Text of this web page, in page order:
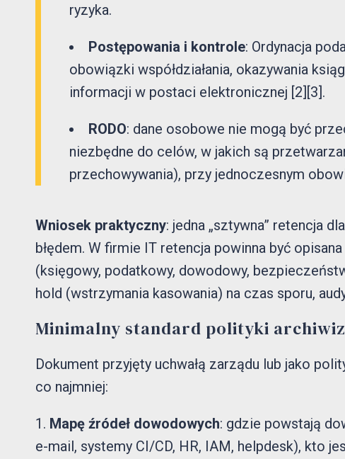
ryzyka.
Postępowania i kontrole: Ordynacja
obowiązki współdziałania, okazywania
informacji w postaci elektronicznej [2][3].
RODO: dane osobowe nie mogą być
niezbędne do celów, w jakich są
przechowywania), przy jednoczesnym
Wniosek praktyczny: jedna „sztywna” retencja
błędem. W firmie IT retencja powinna być
(księgowy, podatkowy, dowodowy,
hold (wstrzymania kasowania) na czas sporu,
Minimalny standard polityki
Dokument przyjęty uchwałą zarządu lub jako
co najmniej:
Mapę źródeł dowodowych: gdzie powstają
e-mail, systemy CI/CD, HR, IAM, helpdesk), kto